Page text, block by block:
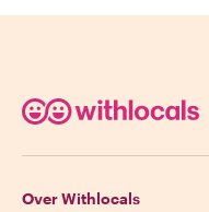
Over Withlocals